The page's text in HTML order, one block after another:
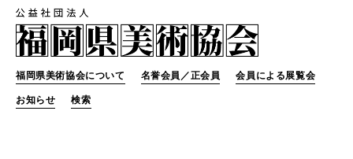
福岡県美術協会について 名誉会員／正会員 会員による展覧会
お知らせ 検索